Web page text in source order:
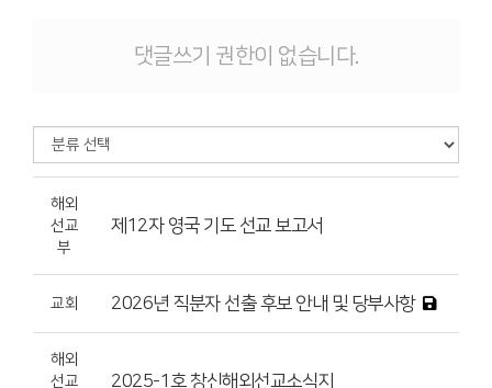
댓글쓰기 권한이 없습니다.
해외
선교
부
제12자 영국 기도 선교 보고서
교회 2026년 직분자 선출 후보 안내 및 당부사항
해외
선교
2025-1호 창신해외선교소식지